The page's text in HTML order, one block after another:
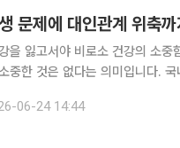
문제에 대인관계 위축
을 잃고서야 비로소 건강의 소
중한 것은 없다는 의미입니다.
하게 땀이 나는 질환이다. 단순히
06-24 14:44